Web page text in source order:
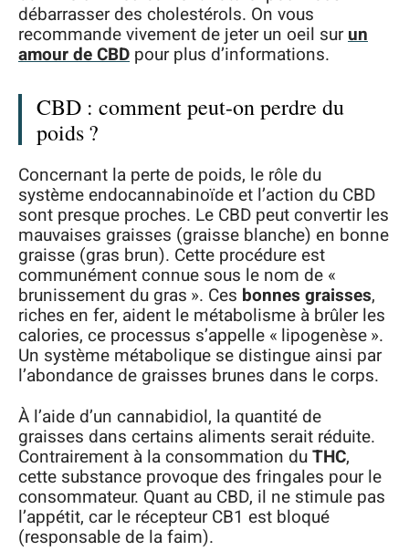
débarrasser des cholestérols. On vous
recommande vivement de jeter un oeil surun
amour de CBD pour plus d’informations.
CBD : comment peut-on perdre du
poids ?
Concernant la perte de poids, le rôle du
système endocannabinoïde et l’action du CBD
sont presque proches. Le CBD peut convertir les
mauvaises graisses (graisse blanche) en bonne
graisse (gras brun). Cette procédure est
communément connue sous le nom de «
brunissement du gras ». Ces bonnes graisses,
riches en fer, aident le métabolisme à brûler les
calories, ce processus s’appelle « lipogenèse ».
Un système métabolique se distingue ainsi par
l’abondance de graisses brunes dans le corps.
À l’aide d’un cannabidiol, la quantité de
graisses dans certains aliments serait réduite.
Contrairement à la consommation duTHC,
cette substance provoque des fringales pour le
consommateur. Quant au CBD, il ne stimule pas
l’appétit, car le récepteur CB1 est bloqué
(responsable de la faim).